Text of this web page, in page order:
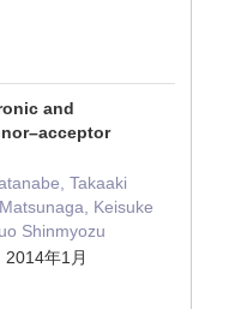
and
Takaaki
Keisuke
Shinmyozu
年1月